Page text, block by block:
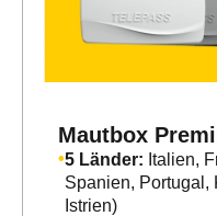
Mautbox
5 Länder: Italien,
Spanien, Portugal,
Istrien)